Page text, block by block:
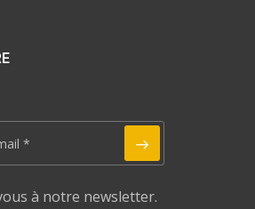
à notre newsletter.